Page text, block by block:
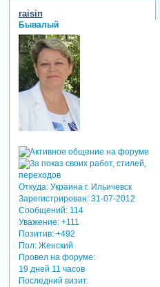
raisin
Бывалый
Откуда:Украина г. Ильичевск
Зарегистрирован: 31-07-2012
Сообщений:114
Уважение: +111
Позитив: +492
Пол:Женский
Провел на форуме:
19 дней 11 часов
Последний визит: